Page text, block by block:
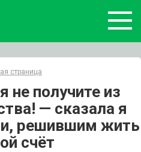
страница
не получите из
— сказала я
решившим жить
счёт